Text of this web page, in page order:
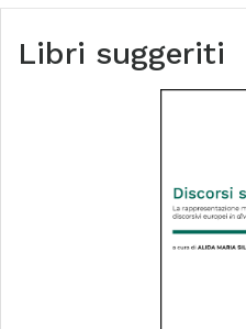
Libri suggeriti